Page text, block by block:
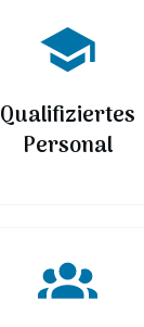
Qualifiziertes
Personal